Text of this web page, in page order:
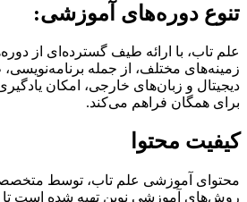
تنوع دوره‌های آموزشی:
علم تاب، با ارائه طیف گسترده‌ای از
زمینه‌های مختلف، از جمله برنامه‌نویسی،
دیجیتال و زبان‌های خارجی، امکان
برای همگان فراهم می‌کند.
کیفیت محتوا
محتوای آموزشی علم تاب، توسط
روش‌های آموزشی نوین تهیه شده است تا